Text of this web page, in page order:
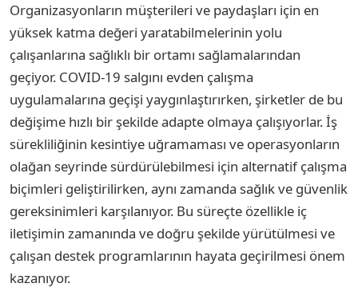
Organizasyonların müşterileri ve paydaşları için en
yüksek katma değeri yaratabilmelerinin yolu
çalışanlarına sağlıklı bir ortamı sağlamalarından
geçiyor. COVID-19 salgını evden çalışma
uygulamalarına geçişi yaygınlaştırırken, şirketler de bu
değişime hızlı bir şekilde adapte olmaya çalışıyorlar. İş
sürekliliğinin kesintiye uğramaması ve operasyonların
olağan seyrinde sürdürülebilmesi için alternatif çalışma
biçimleri geliştirilirken, aynı zamanda sağlık ve güvenlik
gereksinimleri karşılanıyor. Bu süreçte özellikle iç
iletişimin zamanında ve doğru şekilde yürütülmesi ve
çalışan destek programlarının hayata geçirilmesi önem
kazanıyor.